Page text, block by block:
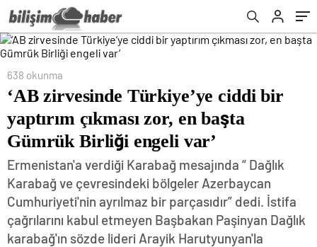
638 okunma
‘AB zirvesinde Türkiye’ye ciddi bir
yaptırım çıkması zor, en başta
Gümrük Birliği engeli var’
Ermenistan'a verdiği Karabağ mesajında “ Dağlık
Karabağ ve çevresindeki bölgeler Azerbaycan
Cumhuriyeti'nin ayrılmaz bir parçasıdır” dedi. İstifa
çağrılarını kabul etmeyen Başbakan Paşinyan Dağlık
karabağ'ın sözde lideri Arayik Harutyunyan'la